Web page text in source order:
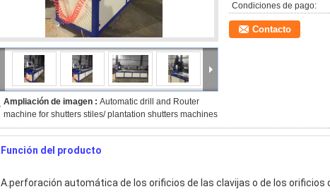
Ampliación de imagen : Automatic drill and Router
machine for shutters stiles/ plantation shutters machines
Condiciones de pago:
Contacto
Función del producto
A.perforación automática de los orificios de las clavijas o de los orificios